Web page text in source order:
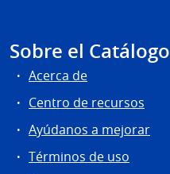
Sobre el Catálogo
Acerca de
Centro de recursos
Ayúdanos a mejorar
Términos de uso